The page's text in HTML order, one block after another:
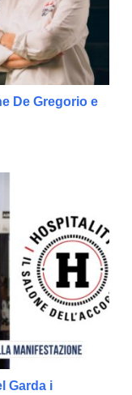
De Gregorio e
Garda i